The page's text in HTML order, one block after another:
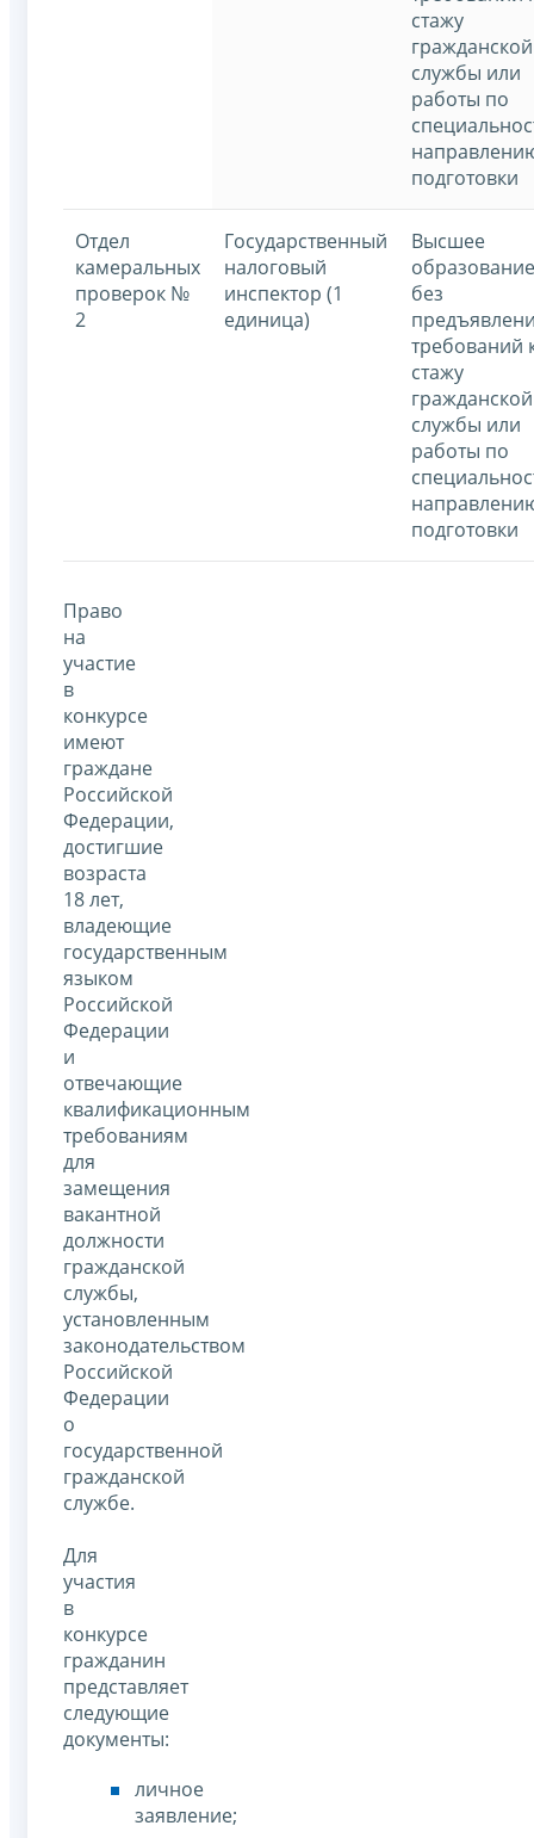
стажу
гражданской
службы или
работы по
подготовки
Отдел
камеральных
проверок №
2
Государственный
налоговый
инспектор (1
единица)
Высшее
без
требований
стажу
гражданской
службы или
работы по
подготовки
Право
на
участие
в
конкурсе
имеют
граждане
Российской
Федерации,
достигшие
возраста
18 лет,
владеющие
государственным
языком
Российской
Федерации
и
отвечающие
квалификационным
требованиям
для
замещения
вакантной
должности
гражданской
службы,
установленным
законодательством
Российской
Федерации
о
государственной
гражданской
службе.
Для
участия
в
конкурсе
гражданин
представляет
следующие
документы:
личное
заявление;